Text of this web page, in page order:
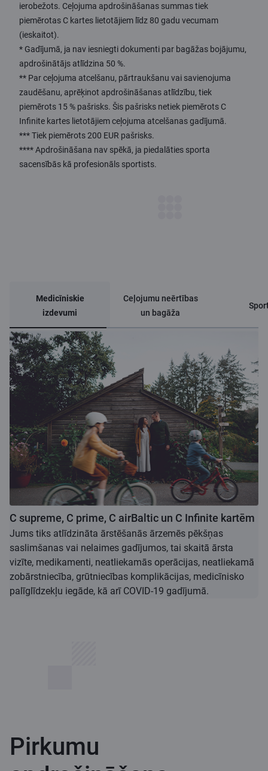
ierobežots. Ceļojuma apdrošināšanas summas tiek
piemērotas C kartes lietotājiem līdz 80 gadu vecumam
(ieskaitot).
* Gadījumā, ja nav iesniegti dokumenti par bagāžas bojājumu,
apdrošinātājs atlīdzina 50 %.
** Par ceļojuma atcelšanu, pārtraukšanu vai savienojuma
zaudēšanu, aprēķinot apdrošināšanas atlīdzību, tiek
piemērots 15 % pašrisks. Šis pašrisks netiek piemērots C
Infinite kartes lietotājiem ceļojuma atcelšanas gadījumā.
*** Tiek piemērots 200 EUR pašrisks.
**** Apdrošināšana nav spēkā, ja piedalāties sporta
sacensībās kā profesionāls sportists.
Medicīniskie
izdevumi
Ceļojumu neērtības
un bagāža
C supreme, C prime, C airBaltic un C Infinite kartēm
Jums tiks atlīdzināta ārstēšanās ārzemēs pēkšņas
saslimšanas vai nelaimes gadījumos, tai skaitā ārsta
vizīte, medikamenti, neatliekamās operācijas, neatliekamā
zobārstniecība, grūtniecības komplikācijas, medicīnisko
palīglīdzekļu iegāde, kā arī COVID-19 gadījumā.
Pirkumu